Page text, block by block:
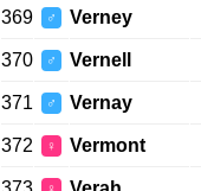
369 ♂ Verney
370 ♂ Vernell
371 ♂ Vernay
372 ♀ Vermont